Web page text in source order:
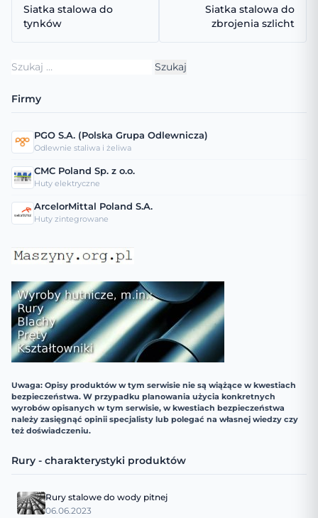
Siatka stalowa do
tynków
Siatka stalowa do
zbrojenia szlicht
Szukaj:
Firmy
PGO S.A. (Polska Grupa Odlewnicza)
Odlewnie staliwa i żeliwa
CMC Poland Sp. z o.o.
Huty elektryczne
ArcelorMittal Poland S.A.
Huty zintegrowane
Uwaga: Opisy produktów w tym serwisie nie są wiążące w kwestiach
bezpieczeństwa. W przypadku planowania użycia konkretnych
wyrobów opisanych w tym serwisie, w kwestiach bezpieczeństwa
należy zasięgnąć opinii specjalisty lub polegać na własnej wiedzy czy
też doświadczeniu.
Rury - charakterystyki produktów
Rury stalowe do wody pitnej
06.06.2023